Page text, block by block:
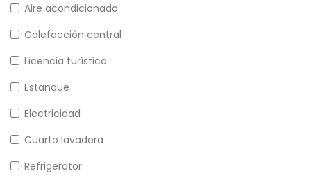
Aire acondicionado
Calefacción central
Licencia turística
Estanque
Electricidad
Cuarto lavadora
Refrigerator